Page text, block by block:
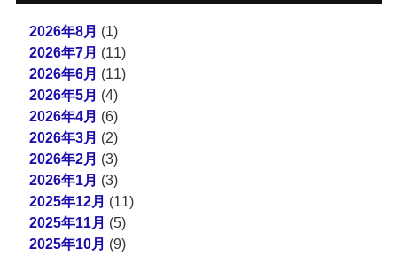
2026年8月 (1)
2026年7月 (11)
2026年6月 (11)
2026年5月 (4)
2026年4月 (6)
2026年3月 (2)
2026年2月 (3)
2026年1月 (3)
2025年12月 (11)
2025年11月 (5)
2025年10月 (9)